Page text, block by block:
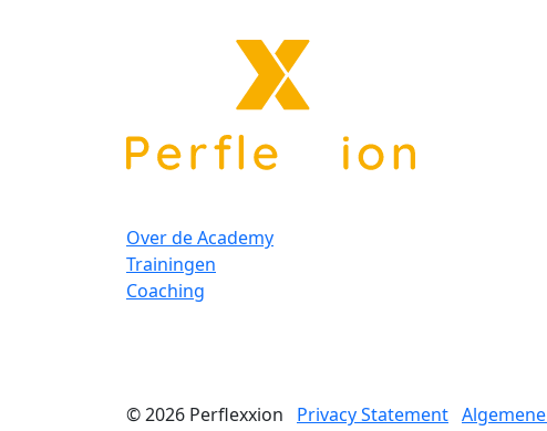
Over de Academy
Trainingen
Coaching
© 2026 Perflexxion Privacy Statement